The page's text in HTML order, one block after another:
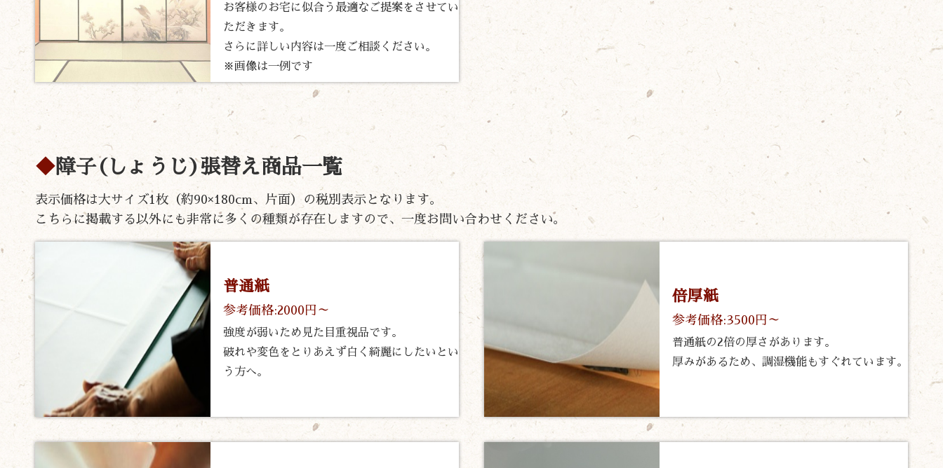
お客様のお宅に似合う最適なご提案をさせてい
ただきます。
さらに詳しい内容は一度ご相談ください。
※画像は一例です
障子(しょうじ)張替え商品一覧
表示価格は大サイズ1枚（約90×180cm、片面）の税別表示となります。
こちらに掲載する以外にも非常に多くの種類が存在しますので、一度お問い合わせください。
普通紙
参考価格:2000円～
強度が弱いため見た目重視品です。
破れや変色をとりあえず白く綺麗にしたいとい
う方へ。
倍厚紙
参考価格:3500円～
普通紙の2倍の厚さがあります。
厚みがあるため、調湿機能もすぐれています。